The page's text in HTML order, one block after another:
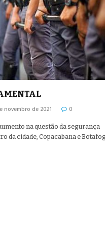
novembro de 2021 0
na questão da segurança
da cidade, Copacabana e